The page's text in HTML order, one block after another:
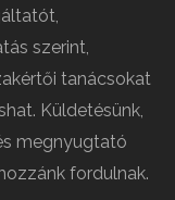
szerint,
tanácsokat
Küldetésünk,
megnyugtató
fordulnak.